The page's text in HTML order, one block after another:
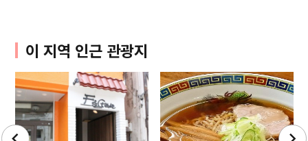
이 지역 인근 관광지